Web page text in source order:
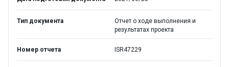
Тип документа
Отчет о ходе выполнения и
результатах проекта
Номер отчета ISR47229